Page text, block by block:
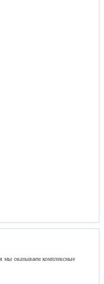
мы оказываем комплексные